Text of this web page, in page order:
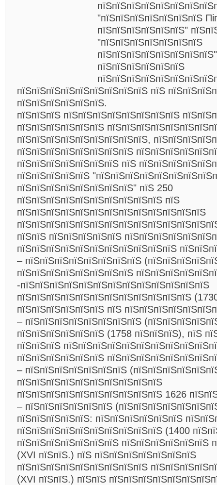
"пїЅпїЅпїЅпїЅпїЅпїЅпїЅ
пїЅпїЅпїЅпїЅпїЅпїЅ"
"пїЅпїЅпїЅпїЅпїЅпїЅпїЅ
пїЅпїЅпїЅпїЅпїЅпїЅ
пїЅпїЅпїЅпїЅпїЅпїЅпїЅпїЅпїЅ пїЅ
пїЅпїЅпїЅпїЅпїЅпїЅ.
пїЅпїЅпїЅ пїЅпїЅпїЅпїЅпїЅпїЅпїЅпїЅ
пїЅпїЅпїЅпїЅпїЅпїЅ
пїЅпїЅпїЅпїЅпїЅпїЅпїЅпїЅпїЅ,
пїЅпїЅпїЅпїЅпїЅпїЅпїЅпїЅ
пїЅпїЅпїЅпїЅпїЅпїЅпїЅ пїЅ
пїЅпїЅпїЅпїЅпїЅ
пїЅпїЅпїЅпїЅпїЅпїЅпїЅпїЅ" пїЅ 250
пїЅпїЅпїЅпїЅпїЅпїЅпїЅпїЅпїЅпїЅ пїЅ
пїЅпїЅпїЅпїЅпїЅпїЅпїЅпїЅпїЅпїЅпїЅпїЅпїЅ
пїЅпїЅ пїЅпїЅпїЅпїЅпїЅ
пїЅпїЅпїЅпїЅпїЅпїЅпїЅпїЅпїЅпїЅпїЅ
– пїЅпїЅпїЅпїЅпїЅпїЅпїЅпїЅ
пїЅпїЅпїЅпїЅпїЅпїЅпїЅпїЅ
-пїЅпїЅпїЅпїЅпїЅпїЅпїЅпїЅпїЅпїЅпїЅпїЅпїЅ
пїЅпїЅпїЅпїЅпїЅпїЅпїЅпїЅпїЅпїЅпїЅпїЅ
пїЅпїЅпїЅпїЅпїЅпїЅ пїЅ
– пїЅпїЅпїЅпїЅпїЅпїЅпїЅпїЅ
пїЅпїЅпїЅпїЅпїЅпїЅ (1758 пїЅпїЅпїЅ), пїЅ
пїЅпїЅпїЅ
пїЅпїЅпїЅпїЅпїЅпїЅ
– пїЅпїЅпїЅпїЅпїЅпїЅпїЅ
пїЅпїЅпїЅпїЅпїЅпїЅпїЅпїЅпїЅпїЅ
пїЅпїЅпїЅпїЅпїЅпїЅпїЅпїЅпїЅпїЅ 1626
– пїЅпїЅпїЅпїЅпїЅпїЅ
пїЅпїЅпїЅпїЅпїЅ: пїЅпїЅпїЅпїЅпїЅпїЅ
пїЅпїЅпїЅпїЅпїЅпїЅпїЅпїЅпїЅпїЅ (1400
пїЅпїЅпїЅпїЅпїЅпїЅпїЅ пїЅпїЅпїЅпїЅпїЅпїЅ
(XVI пїЅпїЅ.) пїЅ пїЅпїЅпїЅпїЅпїЅпїЅпїЅ
пїЅпїЅпїЅпїЅпїЅпїЅпїЅпїЅпїЅ
(XVI пїЅпїЅ.) пїЅпїЅ